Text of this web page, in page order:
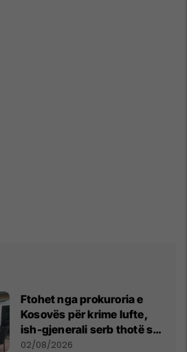
Ftohet nga prokuroria e
Kosovës për krime lufte,
ish-gjenerali serb thotë se
dikush e tradhtoi në
02/08/2026